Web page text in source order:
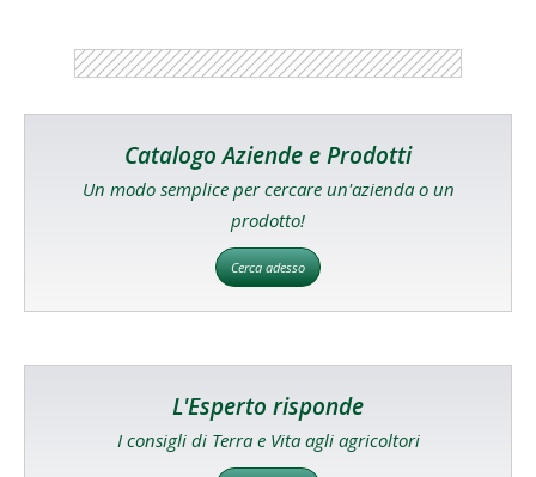
Catalogo Aziende e Prodotti
Un modo semplice per cercare un'azienda o un
prodotto!
Cerca adesso
L'Esperto risponde
I consigli di Terra e Vita agli agricoltori